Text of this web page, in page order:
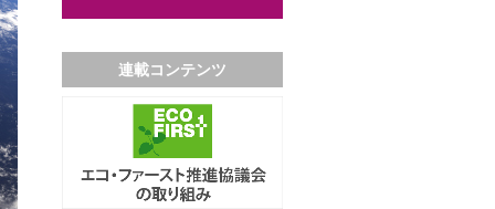
連載コンテンツ